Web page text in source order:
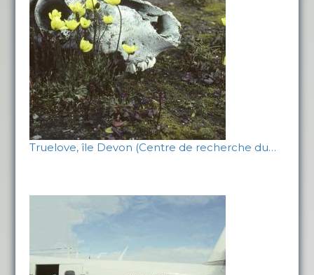
Truelove, île Devon (Centre de recherche du…